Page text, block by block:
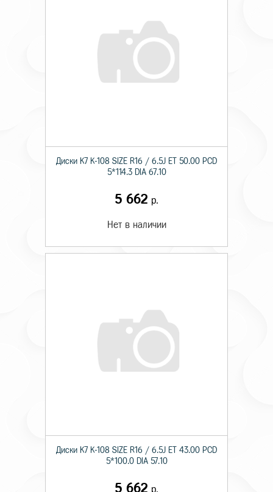
Диски K7 K-108 SIZE R16 / 6.5J ET 50.00 PCD
5*114.3 DIA 67.10
5 662 р.
Нет в наличии
Диски K7 K-108 SIZE R16 / 6.5J ET 43.00 PCD
5*100.0 DIA 57.10
5 662 р.